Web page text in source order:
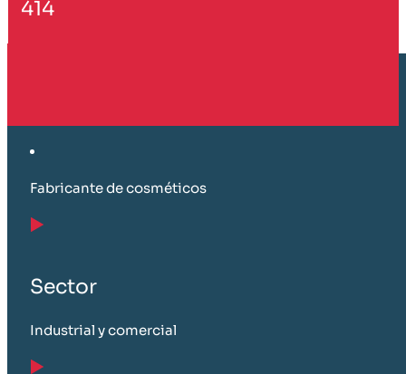
414
Fabricante de cosméticos
Sector
Industrial y comercial